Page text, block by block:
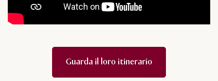
Guarda il loro itinerario